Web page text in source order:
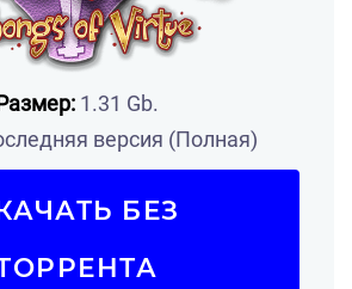
1.31 Gb.
версия (Полная)
БЕЗ